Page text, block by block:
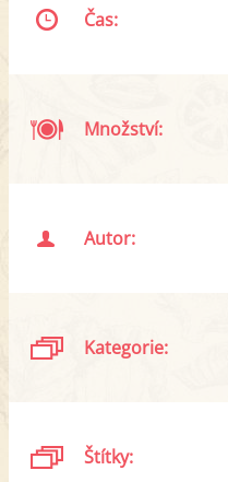
Čas:
Množství:
Autor:
Kategorie:
Štítky: